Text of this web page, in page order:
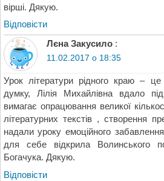
вірші. Дякую.
Відповіcти
Лєна Закусило :
11.02.2017 о 18:35
Урок літератури рідного краю –
думку, Лілія Михайлівна вдало
вимагає опрацювання великої
літературних текстів , створення
надали уроку емоційного
для себе відкрила Волинського
Богачука. Дякую.
Відповіcти